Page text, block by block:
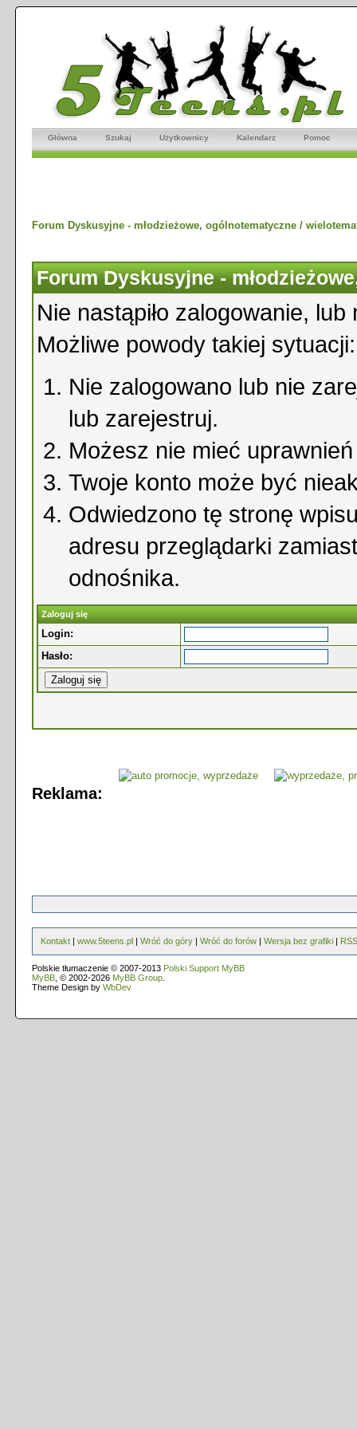
Główna Szukaj Użytkownicy Kalendarz Pomoc
Forum Dyskusyjne - młodzieżowe, ogólnotematyczne /
Forum Dyskusyjne -
Nie nastąpiło zalogowanie,
Możliwe powody takiej sytuacji:
Nie zalogowano lub nie
lub zarejestruj.
Możesz nie mieć
Twoje konto może być
Odwiedzono tę stronę
adresu przeglądarki
odnośnika.
Zaloguj się
Login:
Hasło:
Reklama:
Kontakt | www.5teens.pl | Wróć do góry | Wróć do forów | Wersja bez grafiki | RSS
Polskie tłumaczenie © 2007-2013 Polski Support MyBB
MyBB , © 2002-2026 MyBB Group
Theme Design by WbDev